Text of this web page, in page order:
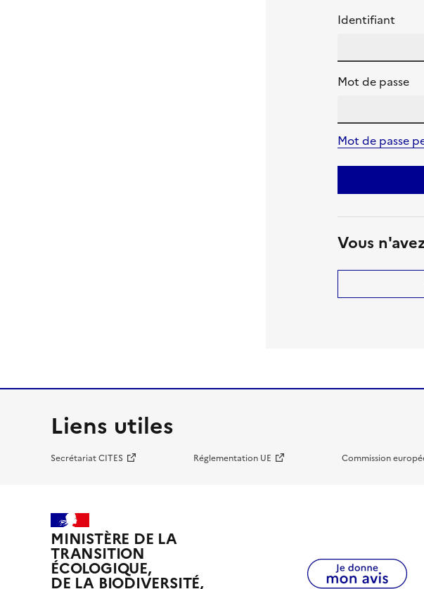
Identifiant
Mot de passe
Mot de passe
Vous
Liens utiles
Secrétariat CITES Réglementation UE Commission
MINISTÈRE DE LA
TRANSITION
ÉCOLOGIQUE,
DE LA BIODIVERSITÉ,